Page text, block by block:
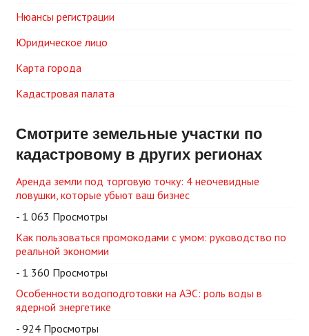
Нюансы регистрации
Юридическое лицо
Карта города
Кадастровая палата
Смотрите земельные участки по
кадастровому в других регионах
Аренда земли под торговую точку: 4 неочевидные
ловушки, которые убьют ваш бизнес
- 1 063 Просмотры
Как пользоваться промокодами с умом: руководство по
реальной экономии
- 1 360 Просмотры
Особенности водоподготовки на АЭС: роль воды в
ядерной энергетике
- 924 Просмотры